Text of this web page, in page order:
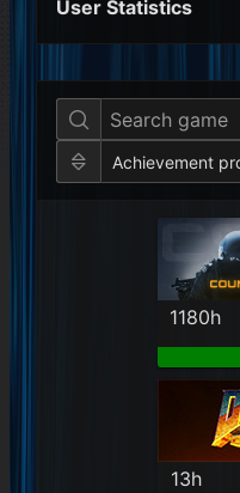
User Statistics
Per Year
Achievement
1180h
13h